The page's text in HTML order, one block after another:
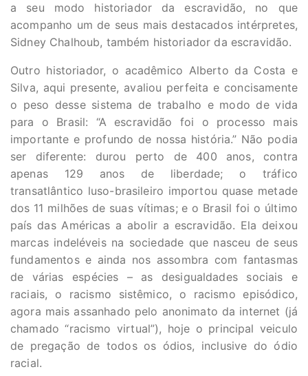
a seu modo historiador da escravidão, no que
acompanho um de seus mais destacados intérpretes,
Sidney Chalhoub, também historiador da escravidão.
Outro historiador, o acadêmico Alberto da Costa e
Silva, aqui presente, avaliou perfeita e concisamente
o peso desse sistema de trabalho e modo de vida
para o Brasil: “A escravidão foi o processo mais
importante e profundo de nossa história.” Não podia
ser diferente: durou perto de 400 anos, contra
apenas 129 anos de liberdade; o tráfico
transatlântico luso-brasileiro importou quase metade
dos 11 milhões de suas vítimas; e o Brasil foi o último
país das Américas a abolir a escravidão. Ela deixou
marcas indeléveis na sociedade que nasceu de seus
fundamentos e ainda nos assombra com fantasmas
de várias espécies – as desigualdades sociais e
raciais, o racismo sistêmico, o racismo episódico,
agora mais assanhado pelo anonimato da internet (já
chamado “racismo virtual”), hoje o principal veiculo
de pregação de todos os ódios, inclusive do ódio
racial.